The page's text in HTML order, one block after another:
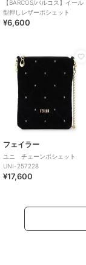
【BARCOS/バルコス】イール
型押しレザーポシェット
¥6,600
フェイラー
ユニ チェーンポシェット
UNI-257228
¥17,600